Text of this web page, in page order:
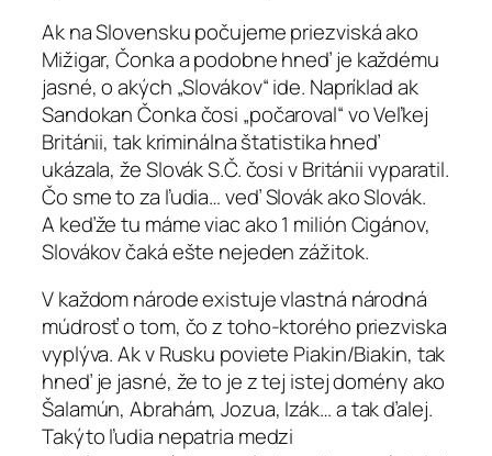
Ak na Slovensku počujeme priezviská ako
Mižigar, Čonka a podobne hneď je každému
jasné, o akých „Slovákov“ ide. Napríklad ak
Sandokan Čonka čosi „počaroval“ vo Veľkej
Británii, tak kriminálna štatistika hneď
ukázala, že Slovák S.Č. čosi v Británii vyparatil.
Čo sme to za ľudia… veď Slovák ako Slovák.
A keďže tu máme viac ako 1 milión Cigánov,
Slovákov čaká ešte nejeden zážitok.
V každom národe existuje vlastná národná
múdrosť o tom, čo z toho-ktorého priezviska
vyplýva. Ak v Rusku poviete Piakin/Biakin, tak
hneď je jasné, že to je z tej istej domény ako
Šalamún, Abrahám, Jozua, Izák… a tak ďalej.
Takýto ľudia nepatria medzi